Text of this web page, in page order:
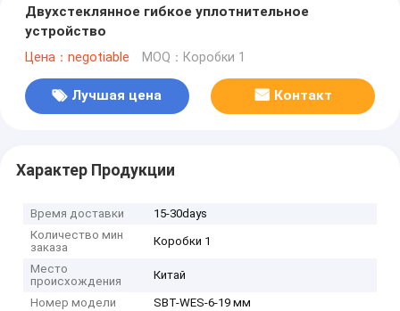
Двухстеклянное гибкое уплотнительное
устройство
Цена：negotiable MOQ：Коробки 1
Лучшая цена Контакт
Характер Продукции
Время доставки
15-30days
Количество мин
заказа
Коробки 1
Место
происхождения
Китай
Номер модели
SBT-WES-6-19 мм